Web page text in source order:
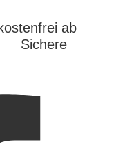
ab
Sichere